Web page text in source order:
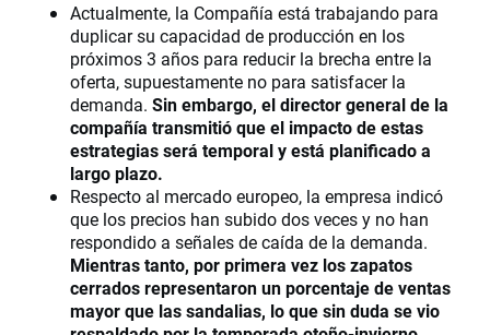
Actualmente, la Compañía está trabajando para
duplicar su capacidad de producción en los
próximos 3 años para reducir la brecha entre la
oferta, supuestamente no para satisfacer la
demanda. Sin embargo, el director general de la
compañía transmitió que el impacto de estas
estrategias será temporal y está planificado a
largo plazo.
Respecto al mercado europeo, la empresa indicó
que los precios han subido dos veces y no han
respondido a señales de caída de la demanda.
Mientras tanto, por primera vez los zapatos
cerrados representaron un porcentaje de ventas
mayor que las sandalias, lo que sin duda se vio